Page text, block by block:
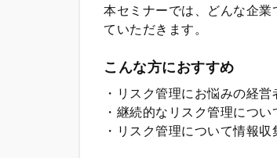
本セミナーでは、どんな企
ていただきます。
こんな方におすすめ
・リスク管理にお悩みの経
・継続的なリスク管理につ
・リスク管理について情報